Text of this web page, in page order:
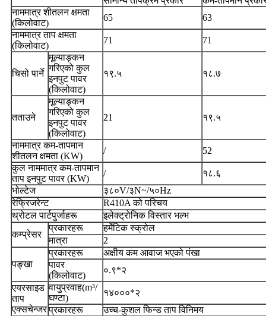
नाममात्र शीतलन क्षमता
(किलोवाट)
65
63
नाममात्र ताप क्षमता
(किलोवाट)
71 71
चिसो पार्ने
मूल्याङ्कन
गरिएको कुल
इनपुट पावर
(किलोवाट)
१९.५ १८.७
तताउने
मूल्याङ्कन
गरिएको कुल
इनपुट पावर
(किलोवाट)
21 १९.५
नाममात्र कम-तापमान
शीतलन क्षमता (KW)
/
52
कुल नाममात्र कम-तापमान
ताप इनपुट पावर (KW)
/
१८.६
भोल्टेज
३८०V/३N~/५०Hz
रेफ्रिजरेन्ट
R410A को परिचय
थ्रोटल पार्टपुर्जाहरू
इलेक्ट्रोनिक विस्तार भल्भ
कम्प्रेसर
प्रकारहरू
हर्मेटिक स्क्रोल
मात्रा
2
पङ्खा
प्रकारहरू
अक्षीय कम आवाज भएको पंखा
पावर
(किलोवाट)
०.९*२
एयरसाइड
ताप
एक्सचेन्जर
वायुप्रवाह(m³/
घण्टा)
१४०००*२
प्रकारहरू
उच्च-कुशल फिन्ड ताप विनिमय